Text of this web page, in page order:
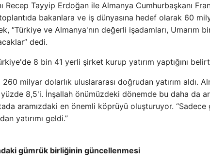
Recep Tayyip Erdoğan ile Almanya Cumhurbaşkanı
bakanlara ve iş dünyasına hedef olarak 60
“Türkiye ve Almanya'nın değerli işadamları, Umarım
dedi.
8 bin 41 yerli şirket kurup yatırım yaptığını
milyar dolarlık uluslararası doğrudan yatırım aldı.
yüzde 8,5'i. İnşallah önümüzdeki dönemde bu daha da
aramızdaki en önemli köprüyü oluşturuyor.
yatırımı geldi.”
gümrük birliğinin güncellenmesi